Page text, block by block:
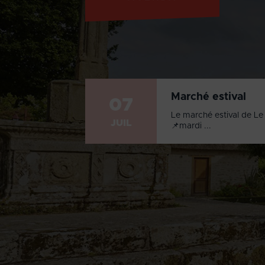
Marché estival
Le marché estival de
📌mardi ...